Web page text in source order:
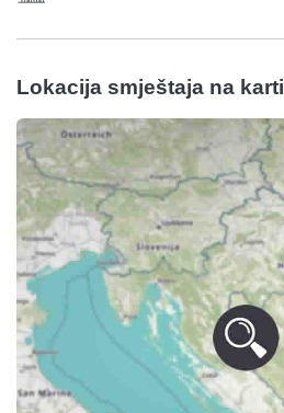
Lokacija smještaja na karti